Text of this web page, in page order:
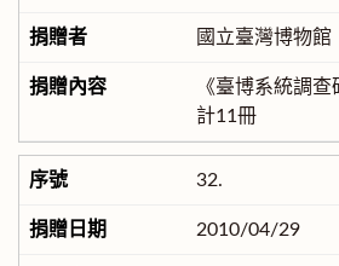
國立臺灣博物館
《臺博系統調
計11冊
32.
2010/04/29